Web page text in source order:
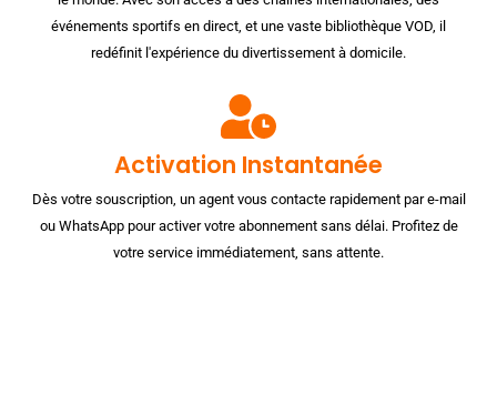
événements sportifs en direct, et une vaste bibliothèque VOD, il
redéfinit l'expérience du divertissement à domicile.
Activation Instantanée
Dès votre souscription, un agent vous contacte rapidement par e-mail
ou WhatsApp pour activer votre abonnement sans délai. Profitez de
votre service immédiatement, sans attente.